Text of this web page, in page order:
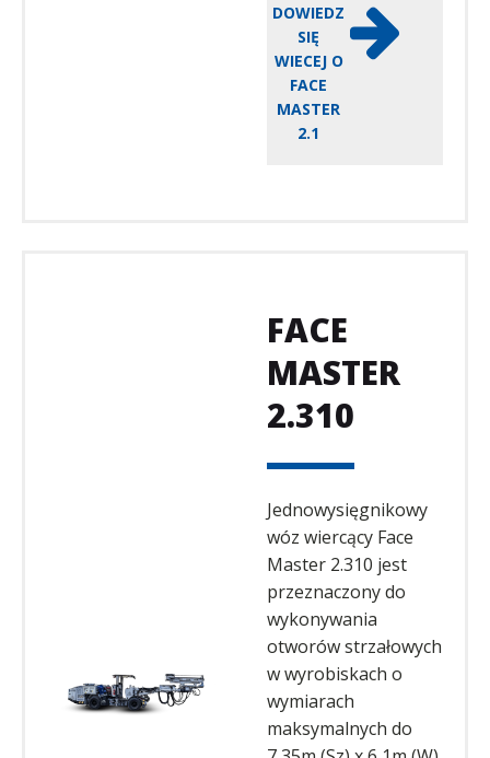
DOWIEDZ
SIĘ
WIECEJ O
FACE
MASTER
2.1
FACE
MASTER
2.310
Jednowysięgnikowy
wóz wiercący Face
Master 2.310 jest
przeznaczony do
wykonywania
otworów strzałowych
w wyrobiskach o
wymiarach
maksymalnych do